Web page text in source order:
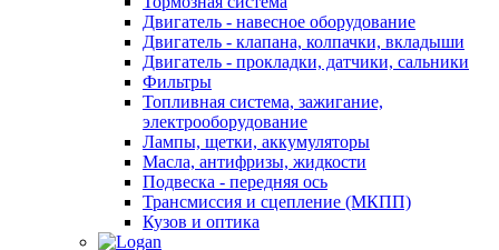
Двигатель - навесное оборудование
Двигатель - клапана, колпачки, вкладыши
Двигатель - прокладки, датчики, сальники
Фильтры
Топливная система, зажигание,
электрооборудование
Лампы, щетки, аккумуляторы
Масла, антифризы, жидкости
Подвеска - передняя ось
Трансмиссия и сцепление (МКПП)
Кузов и оптика